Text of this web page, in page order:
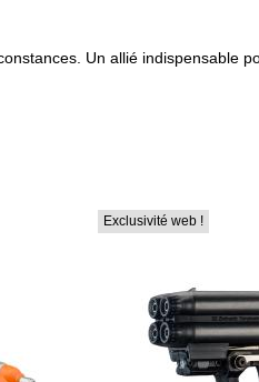
Un allié indispensable
Exclusivité web !